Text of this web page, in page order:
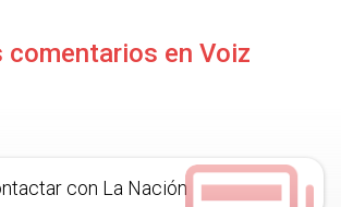
comentarios en Voiz
con La Nación